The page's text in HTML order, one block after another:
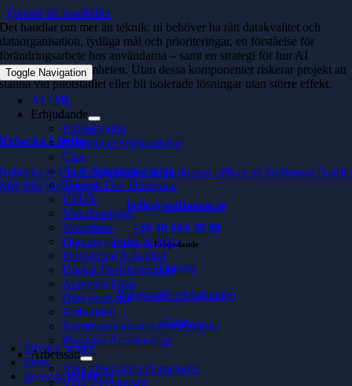
Fortsätt till innehållet
Toggle Navigation
AI / ML
Erbjudande
Erbjudanden
Paketerade erbjudanden
Case
AI & Maskininlärning
Teknisk Due Diligence
UI/UX
Molnlösningar
Nearshore
Digitala tjänster & Web
Investering & kapital
Digital Transformation
Apputveckling
Data analytics
Embedded
Kommunikation och varumärke
Business Acceleration
Arbetssätt
Våra arbetssätt och metoder
Våra leveranssätt
Det handlar om mer än teknik: ni behöver ha rätt datakvalitet och
dataorganisation, tydliga mål och prioriteringar, en förståelse för
förändringsarbete hos användarna – samt en strategi för hur AI
integreras i verksamheten. Utan dessa komponenter riskerar projekt att
stanna vid pilotstadiet eller bli isolerade lösningar utan större effekt.
Rebecka Lindhe
Rebecka är Chief digital sales & marketing officer på Softhouse Nordic
Mer från författaren
hello@softhouse.se
+46 40 664 39 00
Erbjudande
Tjänster
Paketerade erbjudanden
Case
Privacy policy
Press
Investor Relations